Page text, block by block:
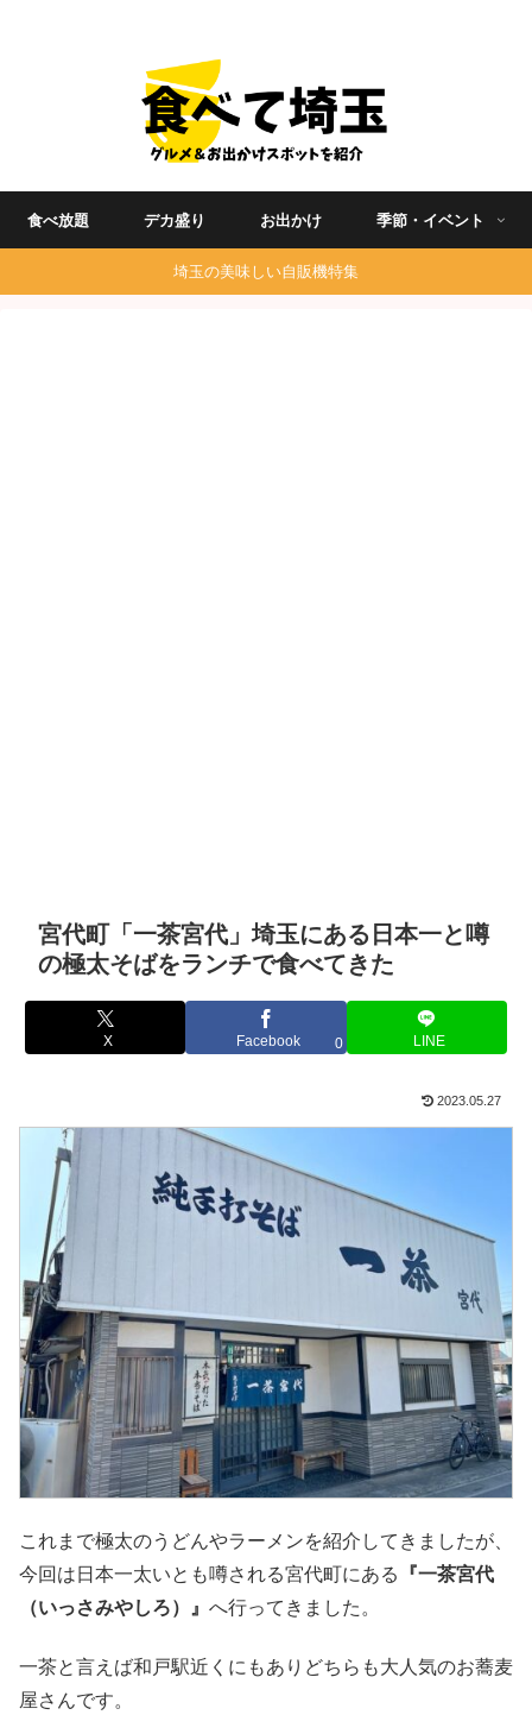
食べ放題 デカ盛り お出かけ 季節・イベント
埼玉の美味しい自販機特集
宮代町「一茶宮代」埼玉にある日本一と噂
の極太そばをランチで食べてきた
X Facebook 0 LINE
2023.05.27
これまで極太のうどんやラーメンを紹介してきましたが、
今回は日本一太いとも噂される宮代町にある
『一茶宮代
（いっさみやしろ）』 へ行ってきました。
一茶と言えば和戸駅近くにもありどちらも大人気のお蕎麦
屋さんです。